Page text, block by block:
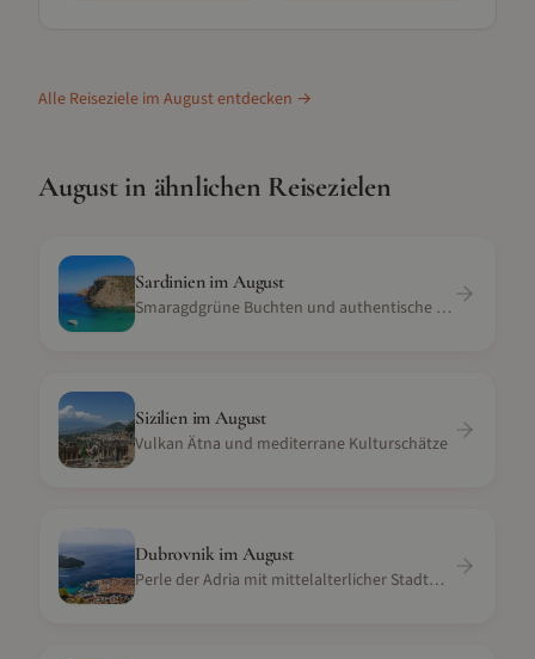
Alle Reiseziele im Augustentdecken →
Augustin ähnlichen Reisezielen
Sardinienim August
Smaragdgrüne Buchten und authentische Kultur
SizilienimAugust
Vulkan Ätna und mediterrane Kulturschätze
Dubrovnikim August
Perle der Adria mit mittelalterlicher Stadtmauer und Meerblick